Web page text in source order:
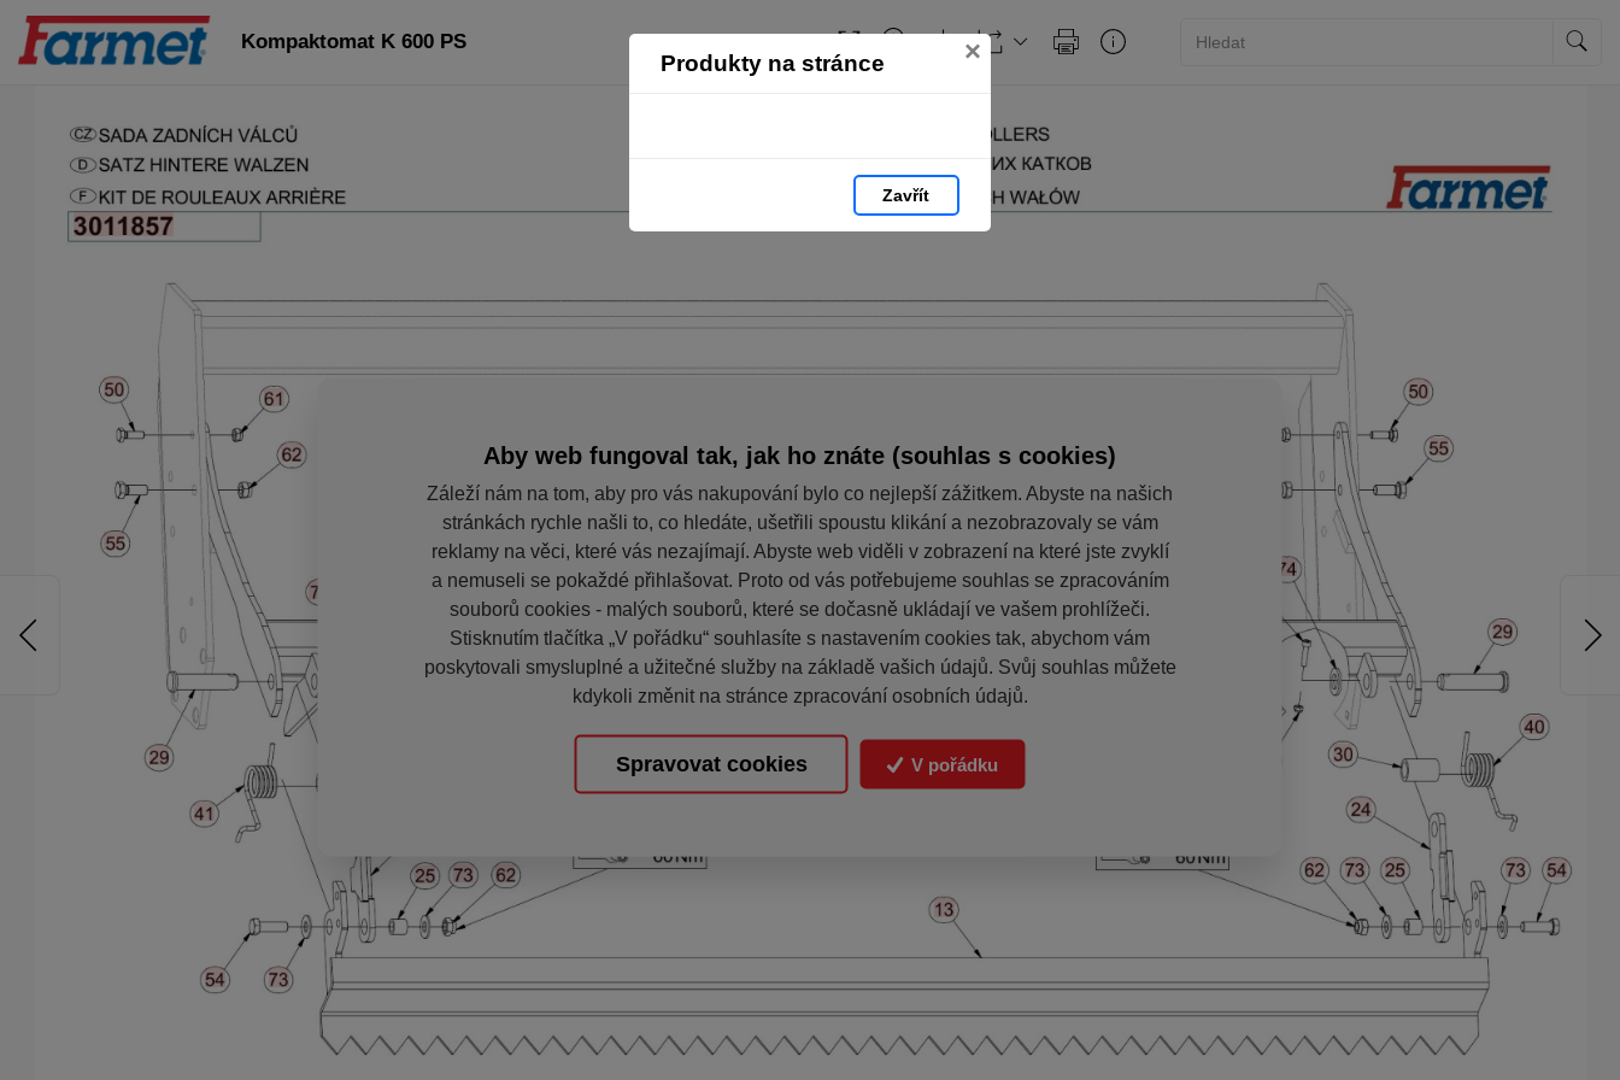
Produkty na stránce ×
Zavřít
Kompaktomat K 600 PS
Aby web fungoval tak, jak ho znáte (souhlas s cookies)
Záleží nám na tom, aby pro vás nakupování bylo co nejlepší zážitkem. Abyste na našich
stránkách rychle našli to, co hledáte, ušetřili spoustu klikání a nezobrazovaly se vám
reklamy na věci, které vás nezajímají. Abyste web viděli v zobrazení na které jste zvyklí
a nemuseli se pokaždé přihlašovat. Proto od vás potřebujeme souhlas se zpracováním
souborů cookies - malých souborů, které se dočasně ukládají ve vašem prohlížeči.
Stisknutím tlačítka „V pořádku“ souhlasíte s nastavením cookies tak, abychom vám
poskytovali smysluplné a užitečné služby na základě vašich údajů. Svůj souhlas můžete
kdykoli změnit na stránce zpracování osobních údajů.
Spravovat cookies V pořádku